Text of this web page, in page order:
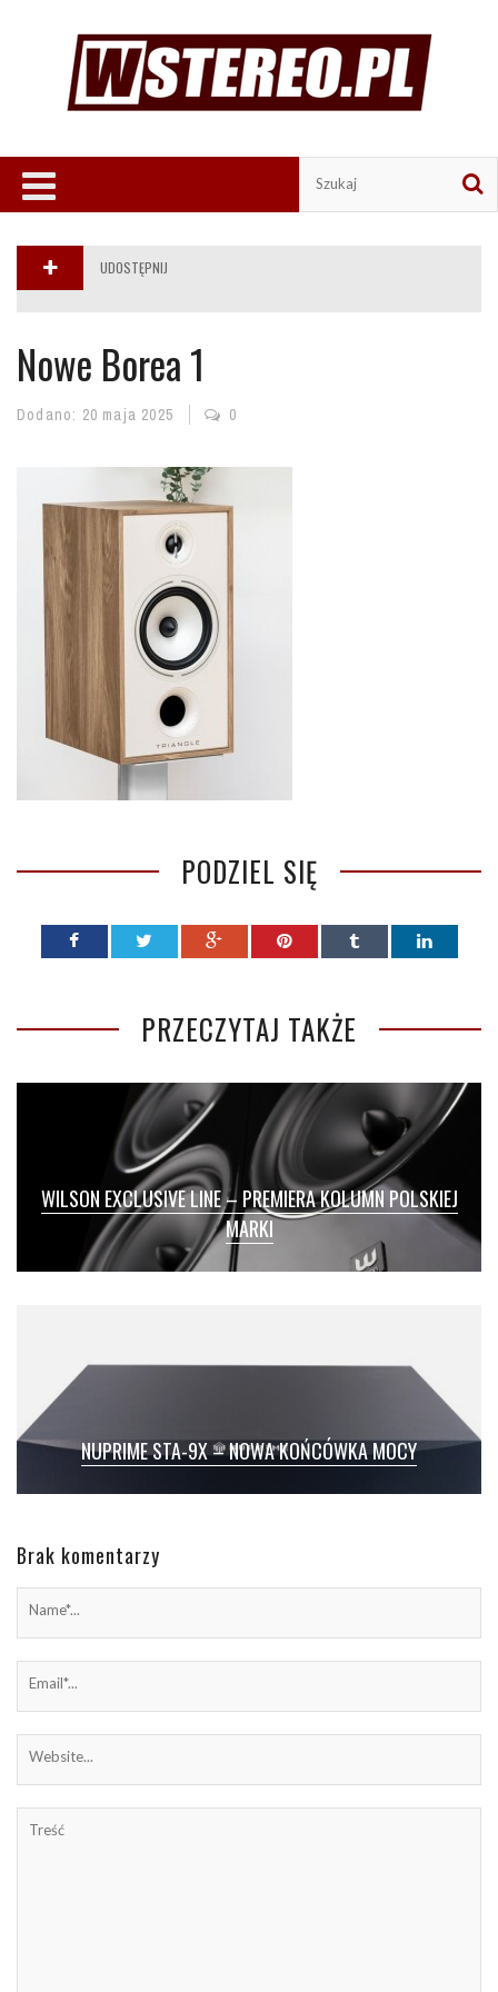
UDOSTĘPNIJ
Nowe Borea 1
Dodano: 20 maja 2025 0
PODZIEL SIĘ
PRZECZYTAJ TAKŻE
WILSON EXCLUSIVE LINE – PREMIERA KOLUMN POLSKIEJ
MARKI
NUPRIME STA-9X – NOWA KOŃCÓWKA MOCY
Brak komentarzy